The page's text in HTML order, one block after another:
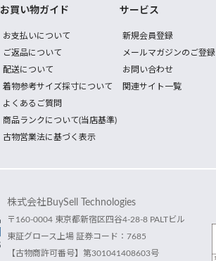
お買い物ガイド
お支払いについて
ご返品について
配送について
着物参考サイズ採寸について
よくあるご質問
商品ランクについて(当店基準)
古物営業法に基づく表示
サービス
新規会員登録
メールマガジンのご登録
お問い合わせ
関連サイト一覧
株式会社BuySell Technologies
〒160-0004 東京都新宿区四谷4-28-8 PALTビル
東証グロース上場 証券コード：7685
【古物商許可番号】第301041408603号